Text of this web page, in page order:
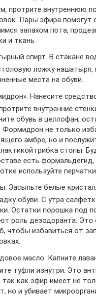
протрите внутреннюю
Пары эфира помогут
запахом пота,
и ткань.
спирт. В стакане
ложку нашатыря,
места на обуви.
Нанесите
внутренние
обувь в целлофан,
Формидрон не только
амбре, но и
грибка стопы.
есть формальдегид,
используйте перчатки.
Засыпьте белые
обуви. С утра
Остатки порошка под
роль дезодоранта. Это
чтобы избавиться от
масло. Капните
туфли изнутри. Это
так как эфир имеет не
но и убивает